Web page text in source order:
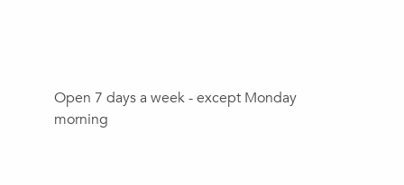
Open 7 days a week - except Monday
morning